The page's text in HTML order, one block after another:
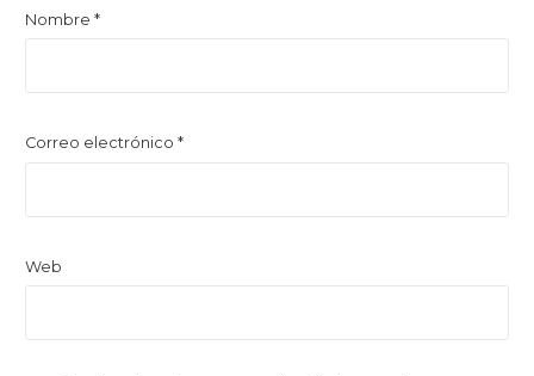
Nombre*
Correo electrónico*
Web